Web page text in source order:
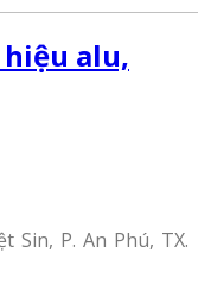
alu,
Sin, P. An Phú, TX.